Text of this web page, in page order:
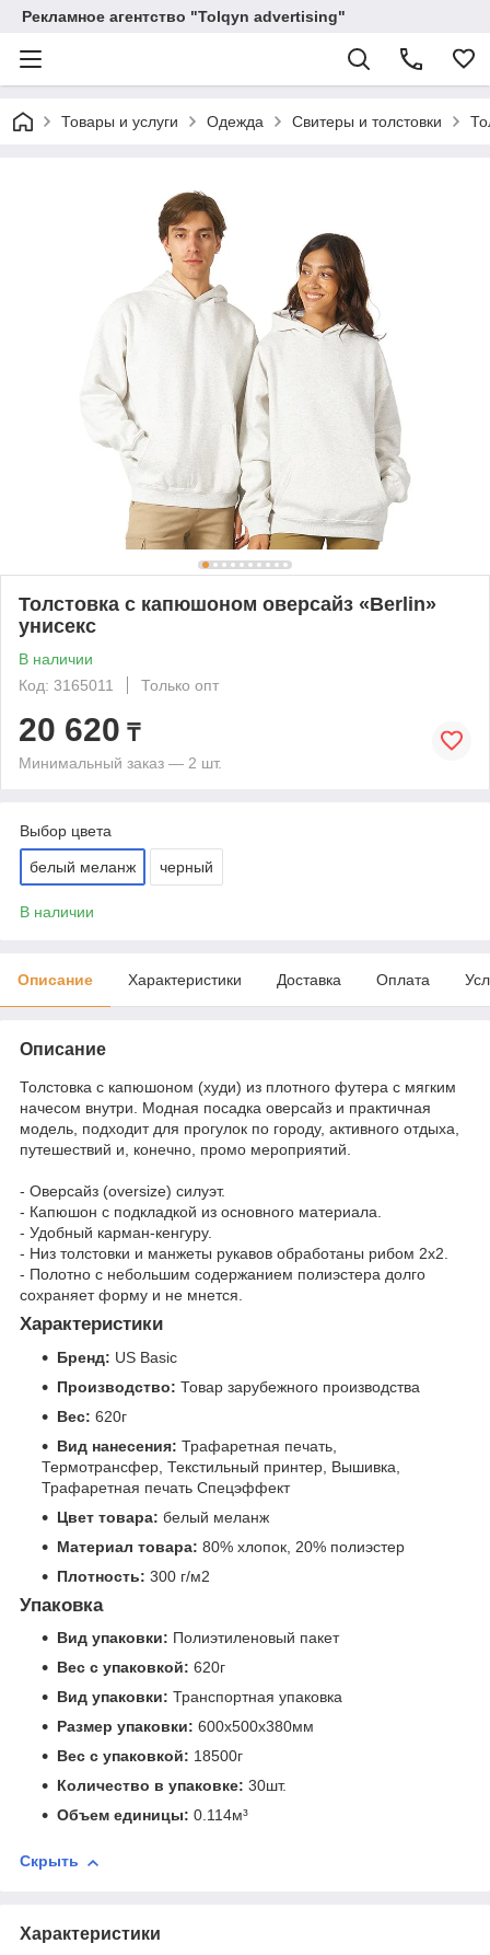
Рекламное агентство "Tolqyn advertising"
Товары и услуги Одежда Свитеры и толстовки
Толстовка с капюшоном оверсайз «Berlin»
унисекс
В наличии
Код: 3165011
Только опт
20 620 ₸
Минимальный заказ — 2 шт.
Выбор цвета
белый меланж черный
В наличии
Описание Характеристики Доставка Оплата
Описание
Толстовка с капюшоном (худи) из плотного футера с мягким
начесом внутри. Модная посадка оверсайз и практичная
модель, подходит для прогулок по городу, активного отдыха,
путешествий и, конечно, промо мероприятий.
- Оверсайз (oversize) силуэт.
- Капюшон с подкладкой из основного материала.
- Удобный карман-кенгуру.
- Низ толстовки и манжеты рукавов обработаны рибом 2x2.
- Полотно с небольшим содержанием полиэстера долго
сохраняет форму и не мнется.
Характеристики
Бренд: US Basic
Производство: Товар зарубежного производства
Вес: 620г
Вид нанесения: Трафаретная печать,
Термотрансфер, Текстильный принтер, Вышивка,
Трафаретная печать Спецэффект
Цвет товара: белый меланж
Материал товара: 80% хлопок, 20% полиэстер
Плотность: 300 г/м2
Упаковка
Вид упаковки: Полиэтиленовый пакет
Вес с упаковкой: 620г
Вид упаковки: Транспортная упаковка
Размер упаковки: 600x500x380мм
Вес с упаковкой: 18500г
Количество в упаковке: 30шт.
Объем единицы: 0.114м³
Скрыть
Характеристики